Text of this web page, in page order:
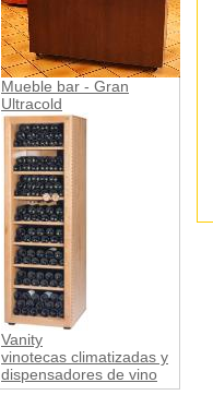
Mueble bar - Gran
Ultracold
Vanity
vinotecas climatizadas y
dispensadores de vino